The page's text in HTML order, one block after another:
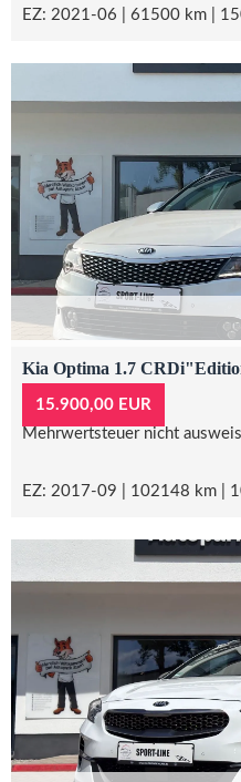
EZ: 2021-06 | 61500 km |
Kia Optima 1.7
15.900,00 EUR
Mehrwertsteuer nicht
EZ: 2017-09 | 102148 km |